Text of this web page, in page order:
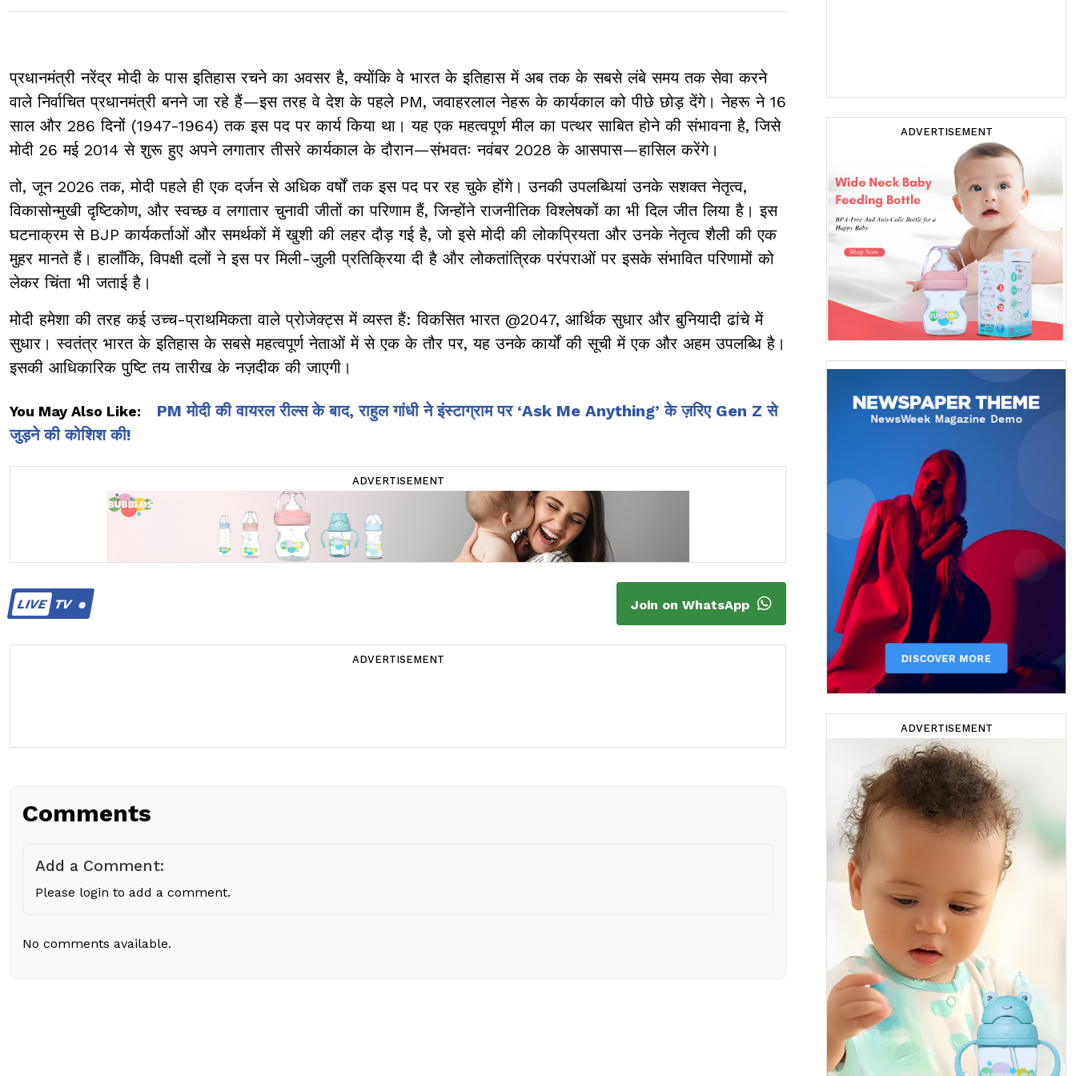
प्रधानमंत्री नरेंद्र मोदी के पास इतिहास रचने का अवसर है, क्योंकि वे भारत के इतिहास में अब तक के सबसे लंबे समय तक सेवा करने
वाले निर्वाचित प्रधानमंत्री बनने जा रहे हैं—इस तरह वे देश के पहले PM, जवाहरलाल नेहरू के कार्यकाल को पीछे छोड़ देंगे। नेहरू ने 16
साल और 286 दिनों (1947-1964) तक इस पद पर कार्य किया था। यह एक महत्वपूर्ण मील का पत्थर साबित होने की संभावना है, जिसे
मोदी 26 मई 2014 से शुरू हुए अपने लगातार तीसरे कार्यकाल के दौरान—संभवतः नवंबर 2028 के आसपास—हासिल करेंगे।
तो, जून 2026 तक, मोदी पहले ही एक दर्जन से अधिक वर्षों तक इस पद पर रह चुके होंगे। उनकी उपलब्धियां उनके सशक्त नेतृत्व,
विकासोन्मुखी दृष्टिकोण, और स्वच्छ व लगातार चुनावी जीतों का परिणाम हैं, जिन्होंने राजनीतिक विश्लेषकों का भी दिल जीत लिया है। इस
घटनाक्रम से BJP कार्यकर्ताओं और समर्थकों में खुशी की लहर दौड़ गई है, जो इसे मोदी की लोकप्रियता और उनके नेतृत्व शैली की एक
मुहर मानते हैं। हालाँकि, विपक्षी दलों ने इस पर मिली-जुली प्रतिक्रिया दी है और लोकतांत्रिक परंपराओं पर इसके संभावित परिणामों को
लेकर चिंता भी जताई है।
मोदी हमेशा की तरह कई उच्च-प्राथमिकता वाले प्रोजेक्ट्स में व्यस्त हैं: विकसित भारत @2047, आर्थिक सुधार और बुनियादी ढांचे में
सुधार। स्वतंत्र भारत के इतिहास के सबसे महत्वपूर्ण नेताओं में से एक के तौर पर, यह उनके कार्यों की सूची में एक और अहम उपलब्धि है।
इसकी आधिकारिक पुष्टि तय तारीख के नज़दीक की जाएगी।
You May Also Like:
PM मोदी की वायरल रील्स के बाद, राहुल गांधी ने इंस्टाग्राम पर ‘Ask Me Anything’ के ज़रिए Gen Z से
जुड़ने की कोशिश की!
ADVERTISEMENT
LIVETV Join on WhatsApp
ADVERTISEMENT
Comments
Add a Comment:
Please login to add a comment.
No comments available.
ADVERTISEMENT
ADVERTISEMENT